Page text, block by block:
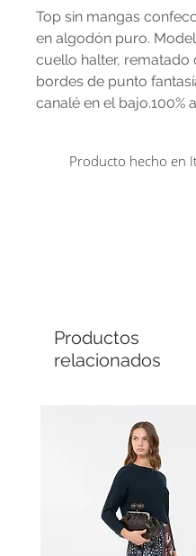
Top sin mangas
en algodón puro.
cuello halter, rematado
bordes de punto
canalé en el bajo.100%
Producto hecho en
Productos
relacionados